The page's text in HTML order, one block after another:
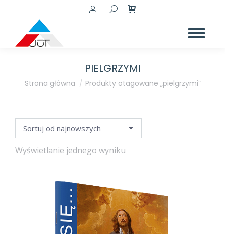
Szukaj:
PIELGRZYMI
Jesteś tutaj:
Strona główna Produkty otagowane „pielgrzymi”
Wyświetlanie jednego wyniku